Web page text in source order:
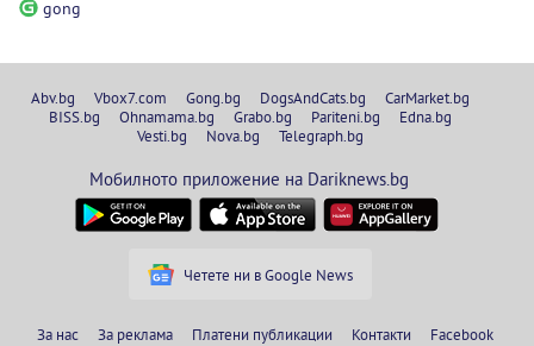
gong
Abv.bg Vbox7.com Gong.bg DogsAndCats.bg
CarMarket.bg
BISS.bg
Ohnamama.bg Grabo.bg Pariteni.bg
Edna.bg
Vesti.bg
Nova.bg Telegraph.bg
Мобилното приложение на Dariknews.bg
Четете ни в Google News
За нас За реклама Платени публикации Контакти Facebook